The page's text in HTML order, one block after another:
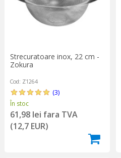
Strecuratoare inox, 22 cm -
Zokura
Cod: Z1264
(3)
În stoc
61,98 lei fara TVA
(12,7 EUR)